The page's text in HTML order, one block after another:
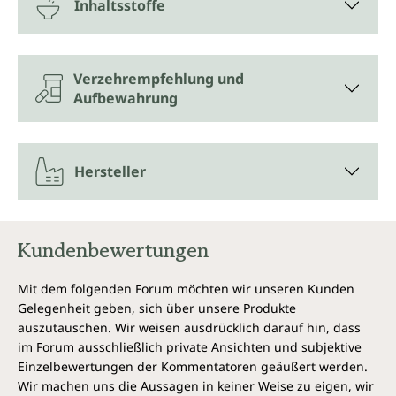
Inhaltsstoffe
Verzehrempfehlung und
Aufbewahrung
Hersteller
Kundenbewertungen
Mit dem folgenden Forum möchten wir unseren Kunden
Gelegenheit geben, sich über unsere Produkte
auszutauschen. Wir weisen ausdrücklich darauf hin, dass
im Forum ausschließlich private Ansichten und subjektive
Einzelbewertungen der Kommentatoren geäußert werden.
Wir machen uns die Aussagen in keiner Weise zu eigen, wir